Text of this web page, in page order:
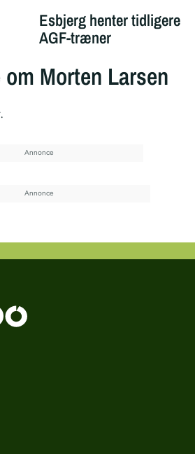
Esbjerg henter tidligere
AGF-træner
Morten Larsen